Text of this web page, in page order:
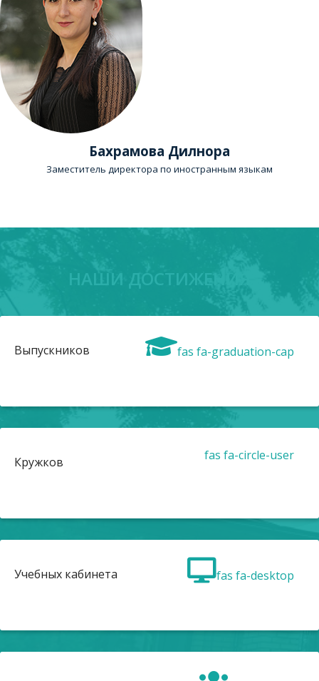
Бахрамова Дилнора
Заместитель директора по иностранным языкам
НАШИ ДОСТИЖЕНИЯ
fas fa-graduation-cap
Выпускников
fas fa-circle-user
Кружков
fas fa-desktop
Учебных кабинета